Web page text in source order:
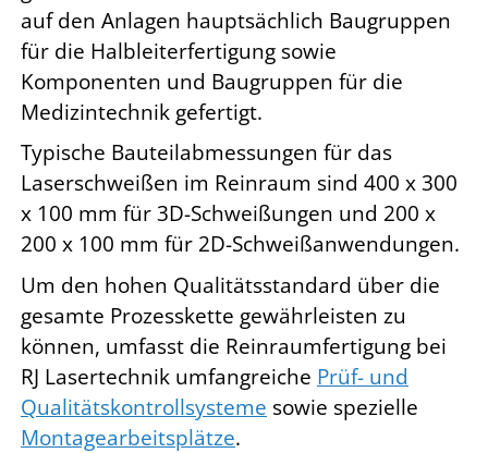
auf den Anlagen hauptsächlich Baugruppen
für die Halbleiterfertigung sowie
Komponenten und Baugruppen für die
Medizintechnik gefertigt.
Typische Bauteilabmessungen für das
Laserschweißen im Reinraum sind 400 x 300
x 100 mm für 3D-Schweißungen und 200 x
200 x 100 mm für 2D-Schweißanwendungen.
Um den hohen Qualitätsstandard über die
gesamte Prozesskette gewährleisten zu
können, umfasst die Reinraumfertigung bei
RJ Lasertechnik umfangreiche Prüf- und
Qualitätskontrollsysteme sowie spezielle
Montagearbeitsplätze.